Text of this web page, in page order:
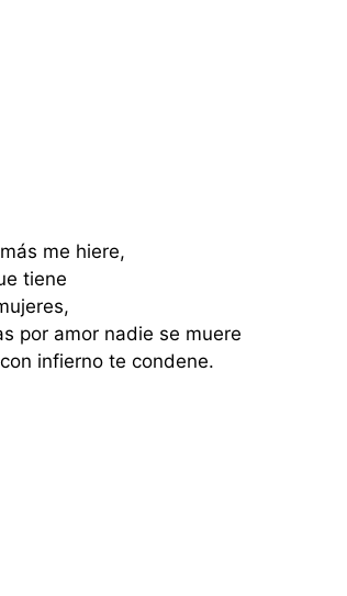
me hiere,
tiene
por amor nadie se muere
infierno te condene.